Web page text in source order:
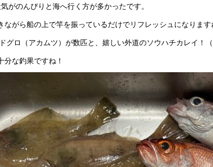
がのんびりと海へ行く方が多かったです。
ながら船の上で竿を振っているだけでリフレッシュになります
グロ（アカムツ）が数匹と、嬉しい外道のソウハチカレイ！（
分な釣果ですね！